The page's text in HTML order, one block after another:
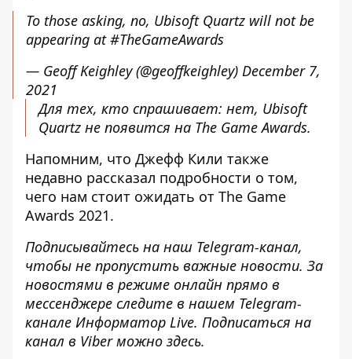
To those asking, no, Ubisoft Quartz will not be
appearing at#TheGameAwards
— Geoff Keighley (@geoffkeighley) December 7,
2021
Для тех, кто спрашивает: нет, Ubisoft
Quartz не появится на The Game Awards.
Напомним, что Джефф Кили также
недавно рассказал подробности о том,
чего нам стоит ожидать от The Game
Awards 2021.
Подписывайтесь на наш Telegram-канал,
чтобы не пропустить важные новости. За
новостями в режиме онлайн прямо в
мессенджере следите в нашем Telegram-
канале Информатор Live. Подписаться на
канал в Viber можно здесь.